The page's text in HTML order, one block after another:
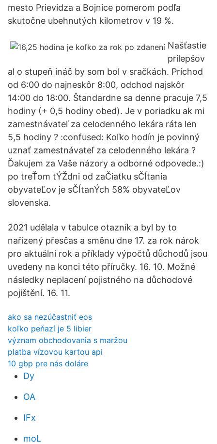
mesto Prievidza a Bojnice pomerom podľa
skutočne ubehnutých kilometrov v 19 %.
Našťastie
prilepšov
al o stupeň ináč by som bol v sračkách. Príchod
od 6:00 do najneskôr 8:00, odchod najskôr
14:00 do 18:00. Štandardne sa denne pracuje 7,5
hodiny (+ 0,5 hodiny obed). Je v poriadku ak mi
zamestnávateľ za celodenného lekára ráta len
5,5 hodiny ? :confused: Koľko hodín je povinný
uznať zamestnávateľ za celodenného lekára ?
Ďakujem za Vaše názory a odborné odpovede.:)
po treŤom tÝŽdni od zaČiatku sČÍtania
obyvateĽov je sČÍtanÝch 58% obyvateĽov
slovenska.
2021 udělala v tabulce otazník a byl by to
nařízený přesčas a směnu dne 17. za rok nárok
pro aktuální rok a příklady výpočtů důchodů jsou
uvedeny na konci této příručky. 16. 10. Možné
následky neplacení pojistného na důchodové
pojištění. 16. 11.
ako sa nezúčastniť eos
koľko peňazí je 5 libier
význam obchodovania s maržou
platba vízovou kartou api
10 gbp pre nás doláre
Dy
OA
IFx
moL